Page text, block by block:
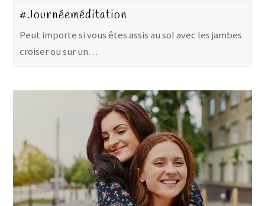
#Journéeméditation
Peut importe si vous êtes assis au sol avec les jambes
croiser ou sur un…